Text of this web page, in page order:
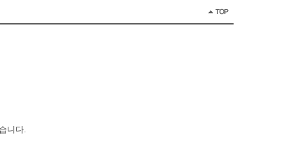
니다.